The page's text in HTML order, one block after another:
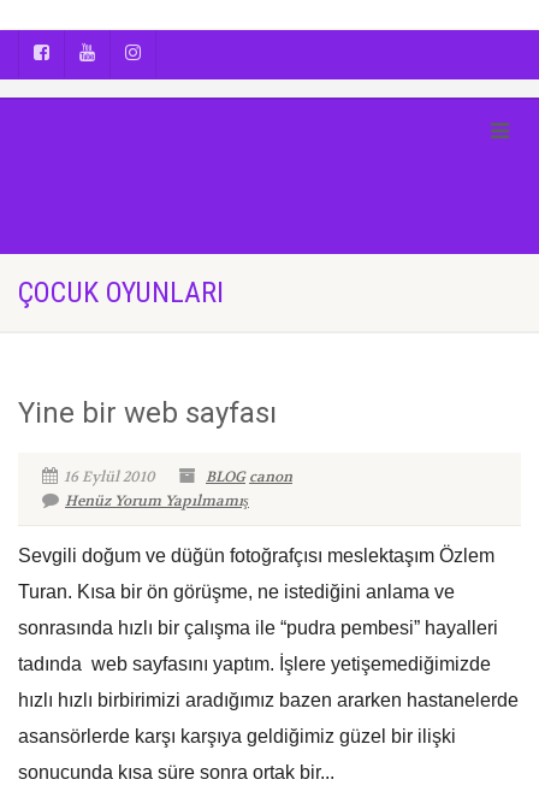
ÇOCUK OYUNLARI
Yine bir web sayfası
16 Eylül 2010 BLOG canon
Henüz Yorum Yapılmamış
Sevgili doğum ve düğün fotoğrafçısı meslektaşım Özlem
Turan. Kısa bir ön görüşme, ne istediğini anlama ve
sonrasında hızlı bir çalışma ile “pudra pembesi” hayalleri
tadında web sayfasını yaptım. İşlere yetişemediğimizde
hızlı hızlı birbirimizi aradığımız bazen ararken hastanelerde
asansörlerde karşı karşıya geldiğimiz güzel bir ilişki
sonucunda kısa süre sonra ortak bir...